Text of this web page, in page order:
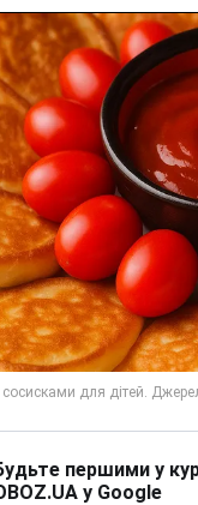
першими у
у Google